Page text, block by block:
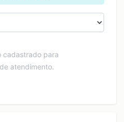
cadastrado para
atendimento.